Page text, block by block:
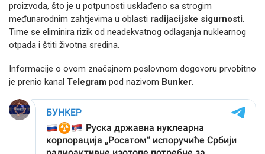
proizvoda, što je u potpunosti usklađeno sa strogim
međunarodnim zahtjevima u oblasti radijacijske sigurnosti.
Time se eliminira rizik od neadekvatnog odlaganja nuklearnog
otpada i štiti životna sredina.
Informacije o ovom značajnom poslovnom dogovoru prvobitno
je prenio kanal Telegram pod nazivom Bunker.